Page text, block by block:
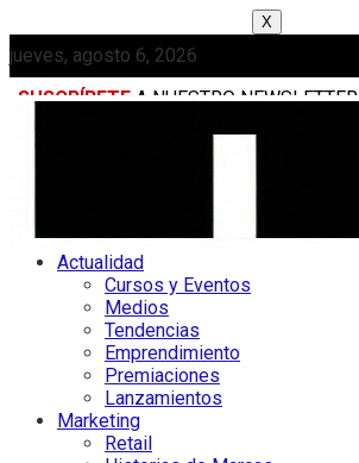
X
jueves, agosto 6, 2026
SUSCRÍBETE A NUESTRO NEWSLETTER
Actualidad
Cursos y Eventos
Medios
Tendencias
Emprendimiento
Premiaciones
Lanzamientos
Marketing
Retail